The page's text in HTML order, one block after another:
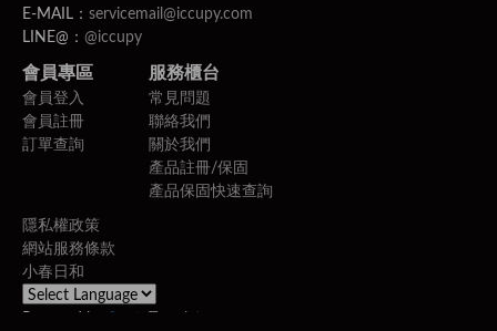
E-MAIL： servicemail@iccupy.com
LINE@： @iccupy
會員專區
會員登入
會員註冊
訂單查詢
服務櫃台
常見問題
聯絡我們
關於我們
產品註冊/保固
產品保固快速查詢
隱私權政策
網站服務條款
小春日和